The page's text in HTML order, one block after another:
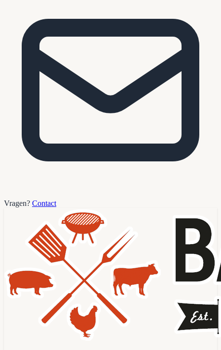
Vragen? Contact